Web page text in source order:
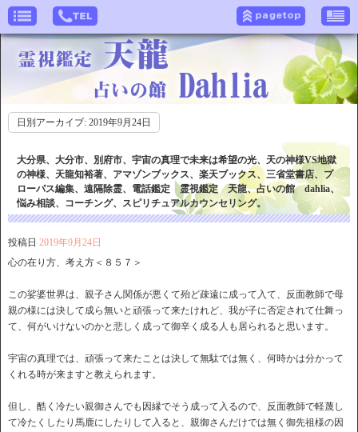
日別アーカイブ: 2019年9月24日
大分県、大分市、別府市、宇宙の真理で未来は希望の光、天の神様VS地獄
の神様、天龍知裕著、アマゾンブックス、楽天ブックス、三省堂書店、プ
ローパス編集、遠隔除霊、電話鑑定 霊視鑑定 天龍、占いの館 dahlia、
悩み相談、コーチング、スピリチュアルカウンセリング。
投稿日 2019年9月24日
心の在り方、考え方＜８５７＞
この娑婆世界は、親子さん関係が悪くて殆ど疎遠に成って入て、反面教師で母
親の様には決して成ら無いと頑張って来たけれど、我が子に否定されて仕舞っ
て、何がいけないのかと悲しく成って御辛く成る人も居られると思います。
宇宙の真理では、頑張って来たことは決して無駄では無く、何時かは分かって
くれる時が来ますと教えられます。
但し、酷く冷たい親御さんでも因縁でそう成って入るので、反面教師で軽蔑し
て冷たくしたり馬鹿にしたりして入ると、親御さんだけでは無く御先祖様の因